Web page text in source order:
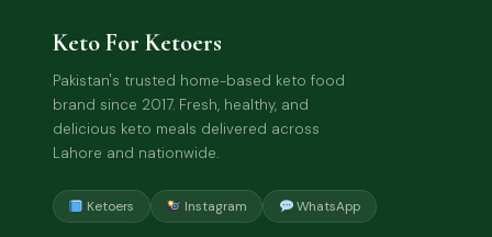
Keto For Ketoers
Pakistan's trusted home-based keto food
brand since 2017. Fresh, healthy, and
delicious keto meals delivered across
Lahore and nationwide.
Ketoers Instagram WhatsApp